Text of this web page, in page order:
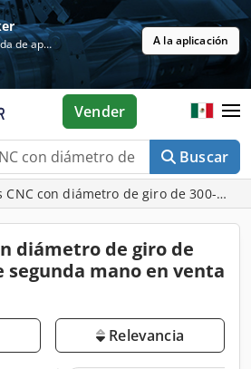
Gratis en la tienda de aplicaciones A la aplicación
Buscar
Vender
CNC con diámetro de giro de 300-349
diámetro de giro de
segunda mano en venta
Relevancia